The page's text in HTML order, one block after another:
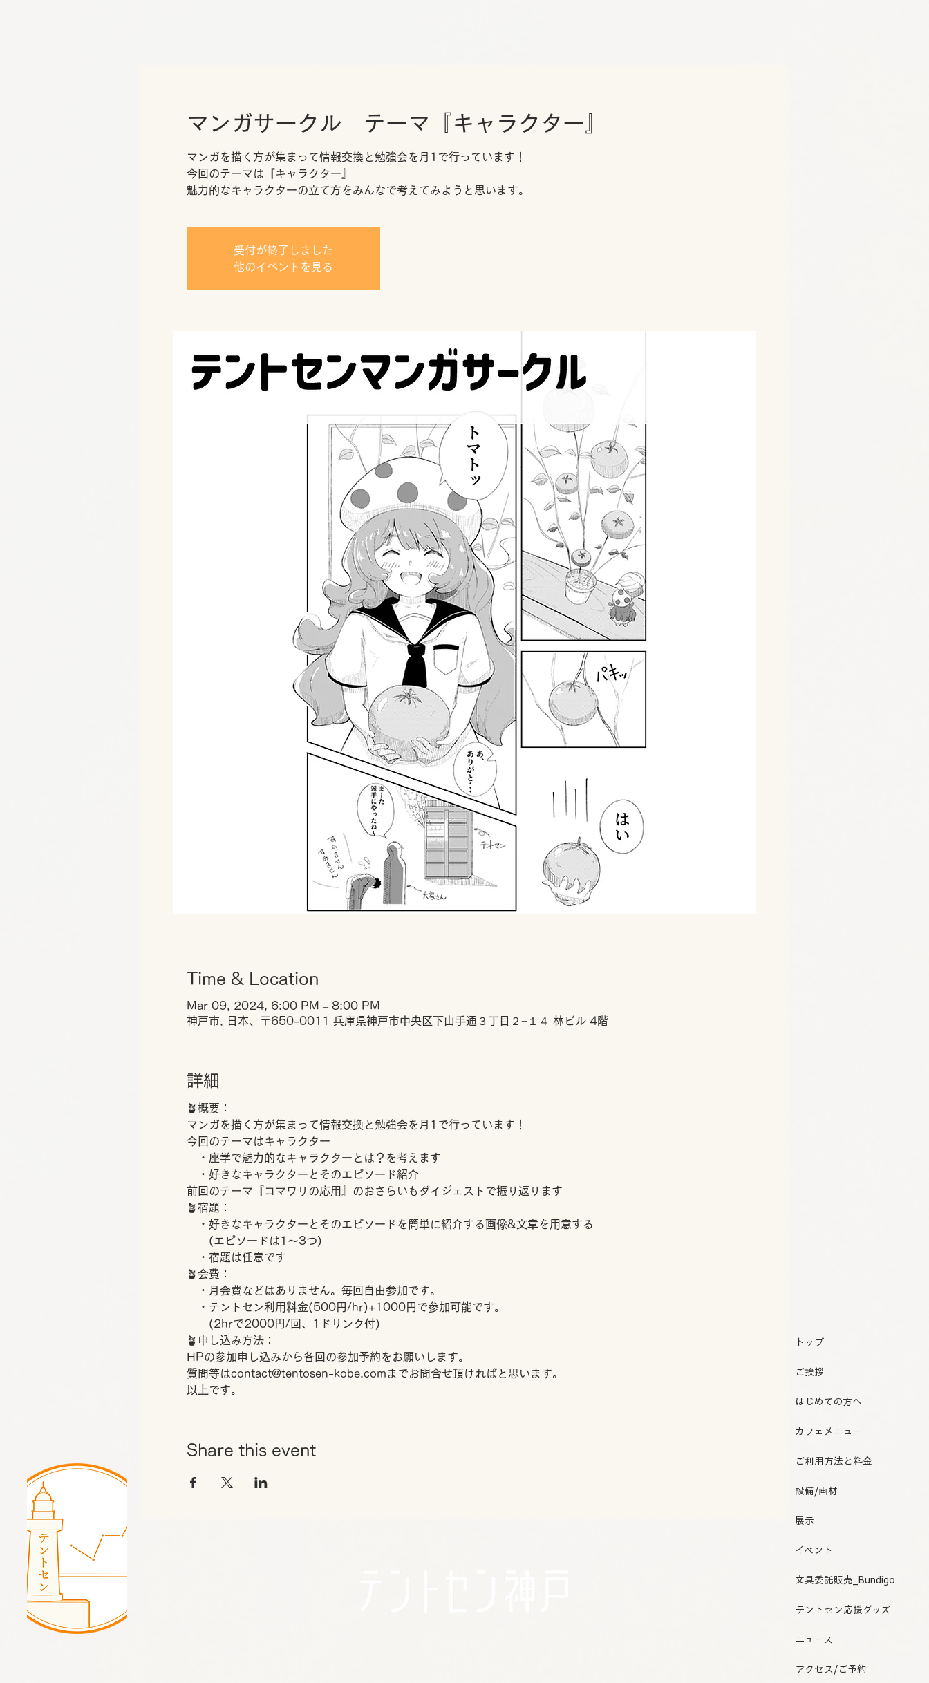
トップ
ご挨拶
はじめての方へ
カフェメニュー
ご利用方法と料金
設備/画材
展示
イベント
文具委託販売_Bundigo
テントセン応援グッズ
ニュース
アクセス/ご予約
マンガサークル テーマ『キャラクター』
マンガを描く方が集まって情報交換と勉強会を月1で行っています！
今回のテーマは『キャラクター』
魅力的なキャラクターの立て方をみんなで考えてみようと思います。
受付が終了しました
他のイベントを見る
Time & Location
Mar 09, 2024, 6:00 PM – 8:00 PM
神戸市, 日本、〒650-0011 兵庫県神戸市中央区下山手通３丁目２−１４ 林ビル 4階
詳細
🪴概要：
マンガを描く方が集まって情報交換と勉強会を月1で行っています！
今回のテーマはキャラクター
・座学で魅力的なキャラクターとは？を考えます
・好きなキャラクターとそのエピソード紹介
前回のテーマ『コマワリの応用』のおさらいもダイジェストで振り返ります
🪴宿題：
・好きなキャラクターとそのエピソードを簡単に紹介する画像&文章を用意する
(エピソードは1～3つ)
・宿題は任意です
🪴会費：
・月会費などはありません。毎回自由参加です。
・テントセン利用料金(500円/hr)+1000円で参加可能です。
(2hrで2000円/回、1ドリンク付)
🪴申し込み方法：
HPの参加申し込みから各回の参加予約をお願いします。
質問等はcontact@tentosen-kobe.comまでお問合せ頂ければと思います。
以上です。
Share this event